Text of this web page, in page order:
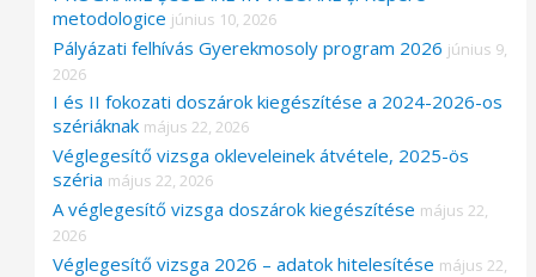
metodologice június 10, 2026
Pályázati felhívás Gyerekmosoly program 2026 június 9,
2026
I és II fokozati doszárok kiegészítése a 2024-2026-os
szériáknak május 22, 2026
Véglegesítő vizsga okleveleinek átvétele, 2025-ös
széria május 22, 2026
A véglegesítő vizsga doszárok kiegészítése május 22,
2026
Véglegesítő vizsga 2026 – adatok hitelesítése május 22,